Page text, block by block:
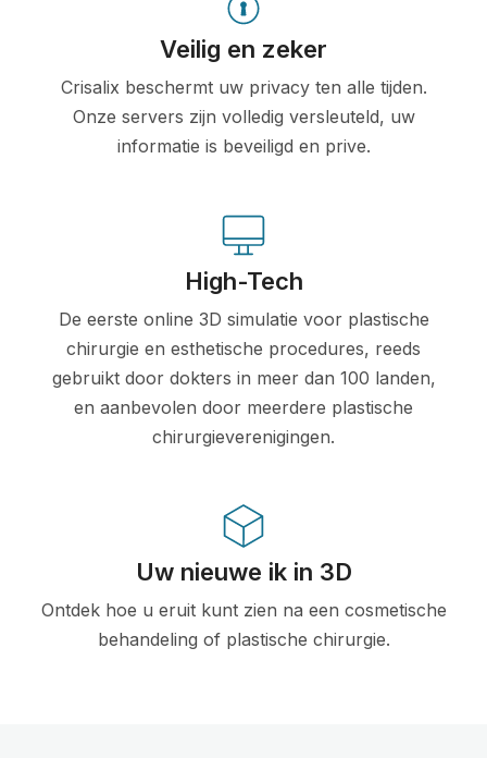
Veilig en zeker
Crisalix beschermt uw privacy ten alle tijden.
Onze servers zijn volledig versleuteld, uw
informatie is beveiligd en prive.
High-Tech
De eerste online 3D simulatie voor plastische
chirurgie en esthetische procedures, reeds
gebruikt door dokters in meer dan 100 landen,
en aanbevolen door meerdere plastische
chirurgieverenigingen.
Uw nieuwe ik in 3D
Ontdek hoe u eruit kunt zien na een cosmetische
behandeling of plastische chirurgie.